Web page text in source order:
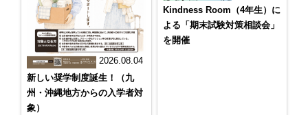
2026.08.04
新しい奨学制度誕生！（九
州・沖縄地方からの入学者対
象）
Kindness Room（4年生）に
よる「期末試験対策相談会」
を開催